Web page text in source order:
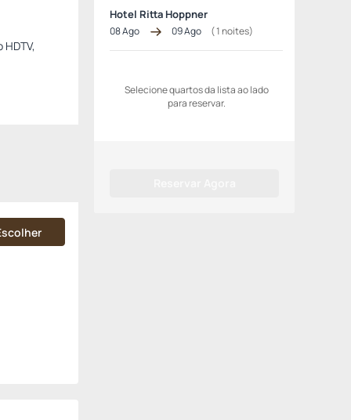
Hotel Ritta Hoppner
08 Ago 09 Ago (1noites)
Selecione quartos da lista ao lado
para reservar.